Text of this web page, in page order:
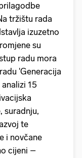
tržištu rada
izuzetno
su
radu mora
'Generacija
15
suradnju,
te
i novčane
cijeni –